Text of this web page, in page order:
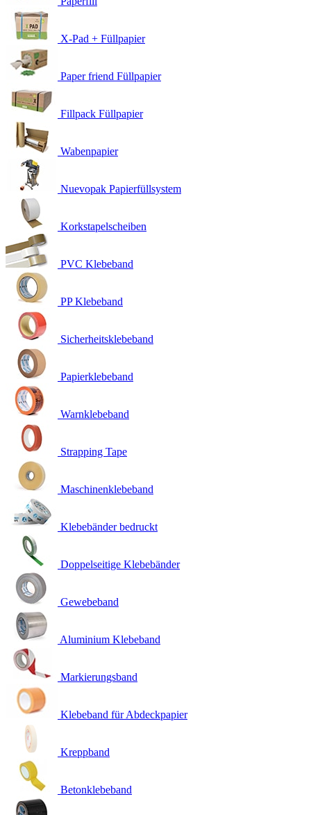
X-Pad + Füllpapier
Paper friend Füllpapier
Fillpack Füllpapier
Wabenpapier
Nuevopak Papierfüllsystem
Korkstapelscheiben
PVC Klebeband
PP Klebeband
Sicherheitsklebeband
Papierklebeband
Warnklebeband
Strapping Tape
Maschinenklebeband
Klebebänder bedruckt
Doppelseitige Klebebänder
Gewebeband
Aluminium Klebeband
Markierungsband
Klebeband für Abdeckpapier
Kreppband
Betonklebeband